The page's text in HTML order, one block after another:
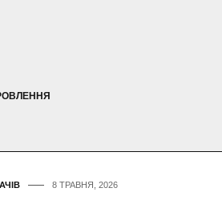
8 ТРАВНЯ, 2026